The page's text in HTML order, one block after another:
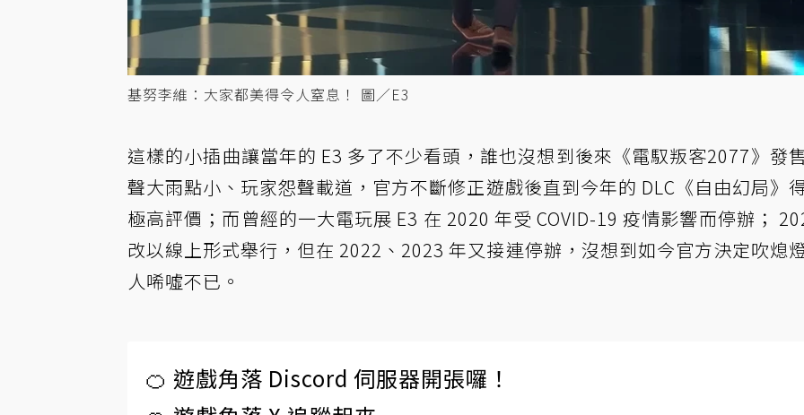
基努李維：大家都美得令人窒息！ 圖／E3
這樣的小插曲讓當年的 E3 多了不少看頭，誰也沒想到後來《電馭叛客2077》發
聲大雨點小、玩家怨聲載道，官方不斷修正遊戲後直到今年的 DLC《自由幻局》
極高評價；而曾經的一大電玩展 E3 在 2020 年受 COVID-19 疫情影響而停辦；
改以線上形式舉行，但在 2022、2023 年又接連停辦，沒想到如今官方決定吹熄
人唏噓不已。
🍊 遊戲角落 Discord 伺服器開張囉！